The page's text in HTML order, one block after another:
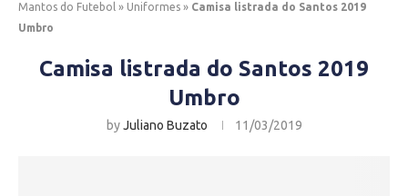
Mantos do Futebol » Uniformes » Camisa listrada do Santos 2019
Umbro
Camisa listrada do Santos 2019
Umbro
byJuliano Buzato 11/03/2019